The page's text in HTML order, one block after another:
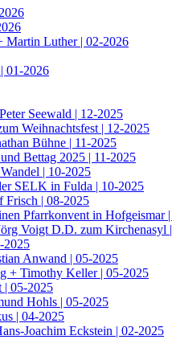
Martin Luther | 02-2026
01-2026
Seewald | 12-2025
Weihnachtsfest | 12-2025
Bühne | 11-2025
Bettag 2025 | 11-2025
| 10-2025
SELK in Fulda | 10-2025
Frisch | 08-2025
Pfarrkonvent in Hofgeismar
Voigt D.D. zum Kirchenasyl
2025
Anwand | 05-2025
+ Timothy Keller | 05-2025
| 05-2025
Hohls | 05-2025
| 04-2025
Joachim Eckstein | 02-2025